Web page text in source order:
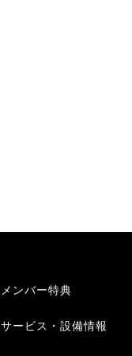
メンバー特典
サービス・設備情報